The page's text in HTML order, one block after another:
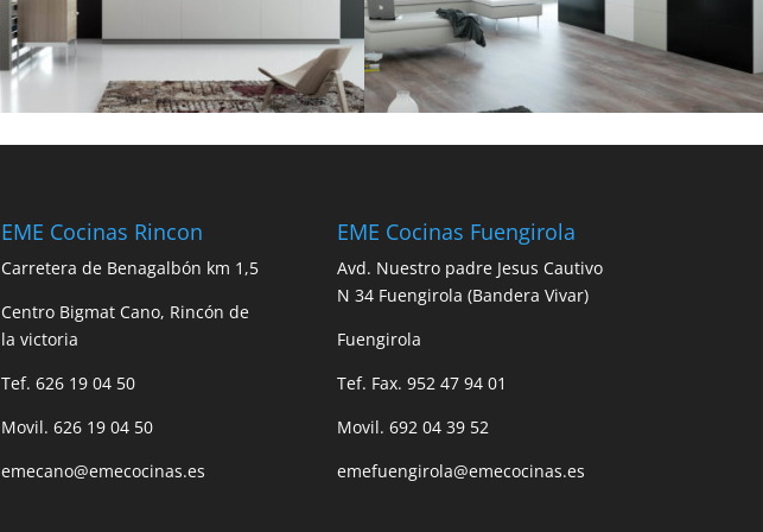
EME Cocinas Rincon
Carretera de Benagalbón km 1,5
Centro Bigmat Cano, Rincón de
la victoria
Tef. 626 19 04 50
Movil. 626 19 04 50
emecano@emecocinas.es
EME Cocinas Fuengirola
Avd. Nuestro padre Jesus Cautivo
N 34 Fuengirola (Bandera Vivar)
Fuengirola
Tef. Fax. 952 47 94 01
Movil. 692 04 39 52
emefuengirola@emecocinas.es